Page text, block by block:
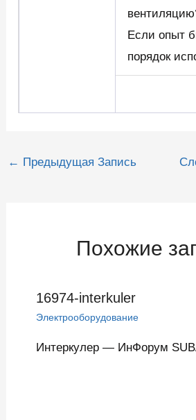
Если опыт
порядок
Навигация
← Предыдущая Запись
Похожие
16974-interkuler
Электрооборудование
Интеркулер — ИнФорум